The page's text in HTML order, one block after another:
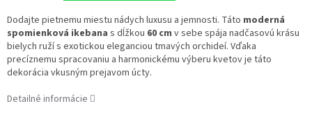
Dodajte pietnemu miestu nádych luxusu a jemnosti. Táto moderná
spomienková ikebana s dĺžkou 60 cm v sebe spája nadčasovú krásu
bielych ruží s exotickou eleganciou tmavých orchideí. Vďaka
precíznemu spracovaniu a harmonickému výberu kvetov je táto
dekorácia vkusným prejavom úcty.
Detailné informácie